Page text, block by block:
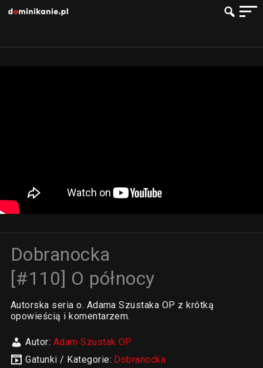
Dobranocka
[#110] O północy
Autorska seria o. Adama Szustaka OP z krótką
opowieścią i komentarzem.
Autor: Adam Szustak OP
Gatunki / Kategorie: Dobranocka